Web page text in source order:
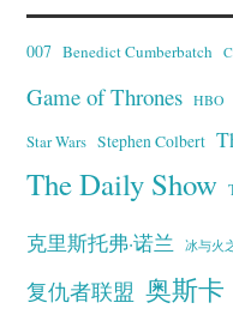
007 Benedict Cumberbatch
Game of Thrones HBO
Star Wars Stephen Colbert
The Daily Show
克里斯托弗·诺兰 冰与火
复仇者联盟 奥斯卡